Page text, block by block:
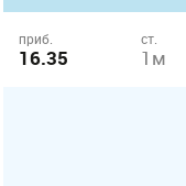
приб.
16.35
ст.
1м